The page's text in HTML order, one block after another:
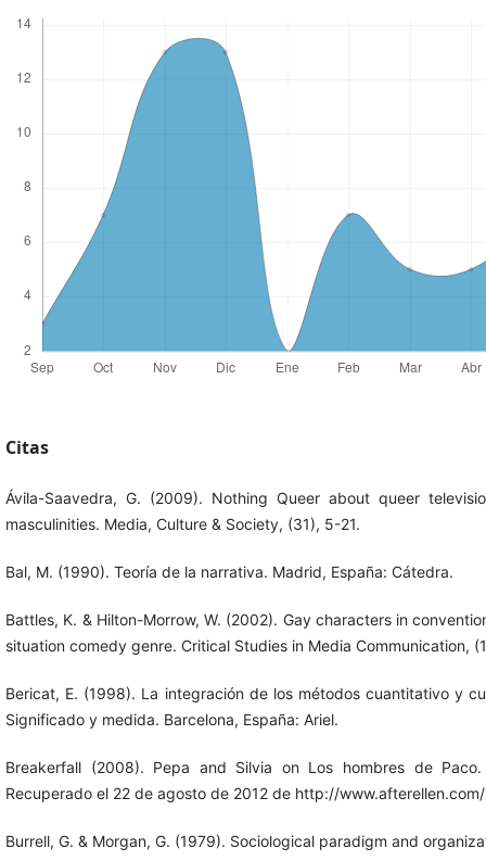
Citas
Ávila-Saavedra, G. (2009). Nothing Queer about queer
masculinities. Media, Culture & Society, (31), 5-21.
Bal, M. (1990). Teoría de la narrativa. Madrid, España: Cátedra.
Battles, K. & Hilton-Morrow, W. (2002). Gay characters in
situation comedy genre. Critical Studies in Media Communication,
Bericat, E. (1998). La integración de los métodos cuantitativo y
Significado y medida. Barcelona, España: Ariel.
Breakerfall (2008). Pepa and Silvia on Los hombres de
Recuperado el 22 de agosto de 2012 de http://
Burrell, G. & Morgan, G. (1979). Sociological paradigm and